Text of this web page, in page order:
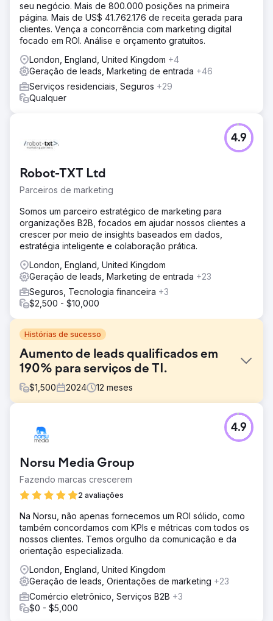
seu negócio. Mais de 800.000 posições na primeira
página. Mais de US$ 41.762.176 de receita gerada para
clientes. Vença a concorrência com marketing digital
focado em ROI. Análise e orçamento gratuitos.
London, England, United Kingdom +4
Geração de leads, Marketing de entrada +46
Serviços residenciais, Seguros +29
Qualquer
Robot-TXT Ltd
Parceiros de marketing
4.9
Somos um parceiro estratégico de marketing para
organizações B2B, focados em ajudar nossos clientes a
crescer por meio de insights baseados em dados,
estratégia inteligente e colaboração prática.
London, England, United Kingdom
Geração de leads, Marketing de entrada +23
Seguros, Tecnologia financeira +3
$2,500 - $10,000
Histórias de sucesso
Aumento de leads qualificados em
190% para serviços de TI.
$1,500 2024 12 meses
A empresa oferecia serviços de certificação Cyber
Essentials e Cyber Essentials Plus, mas tinha baixa
refletia a confiança e a autoridade necessárias para
converter leads na área de segurança cibernética.
Apesar de um serviço competitivo, eles não estavam
ranqueados para termos de busca importantes como
"certificação Cyber Essentials no Reino Unido" ou "custo
do Cyber Essentials Plus". Eles precisavam de um
relançamento completo do site, com suporte de SEO,
para construir credibilidade e gerar leads qualificados.
Solução
Entregamos um relançamento estratégico e uma
campanha de SEO, incluindo: Pesquisa profunda de
palavras-chave para identificar oportunidades de alta
conversão e baixa concorrência Redação de SEO para
Norsu Media Group
Fazendo marcas crescerem
2 avaliações
4.9
Na Norsu, não apenas fornecemos um ROI sólido, como
também concordamos com KPIs e métricas com todos os
nossos clientes. Temos orgulho da comunicação e da
orientação especializada.
London, England, United Kingdom
Geração de leads, Orientações de marketing +23
Comércio eletrônico, Serviços B2B +3
$0 - $5,000